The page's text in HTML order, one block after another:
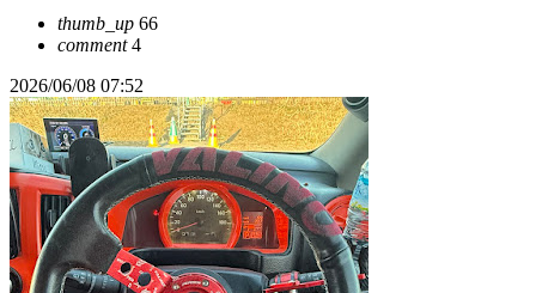
thumb_up 66
comment4
2026/06/08 07:52